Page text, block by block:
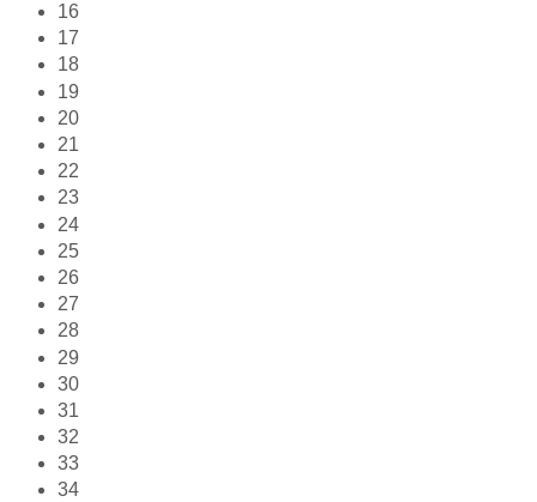
16
17
18
19
20
21
22
23
24
25
26
27
28
29
30
31
32
33
34